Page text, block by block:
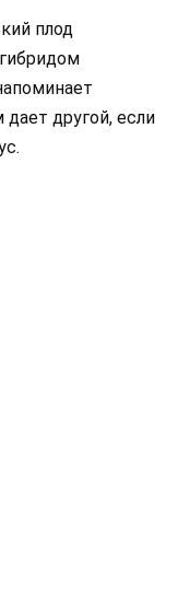
плод
другой, если